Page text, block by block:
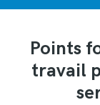
Points
travail